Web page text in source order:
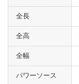
全長
全高
全幅
パワーソース